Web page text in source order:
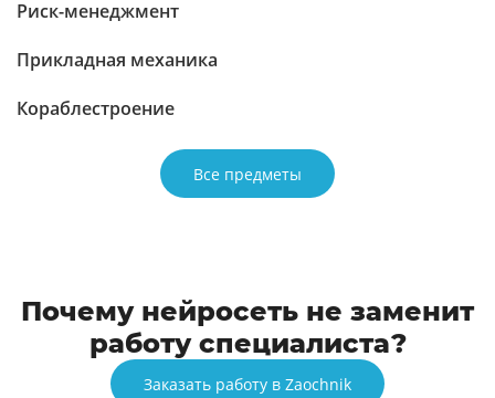
Риск-менеджмент
Прикладная механика
Кораблестроение
Все предметы
Почему нейросеть не заменит
работу специалиста?
Заказать работу в Zaochnik